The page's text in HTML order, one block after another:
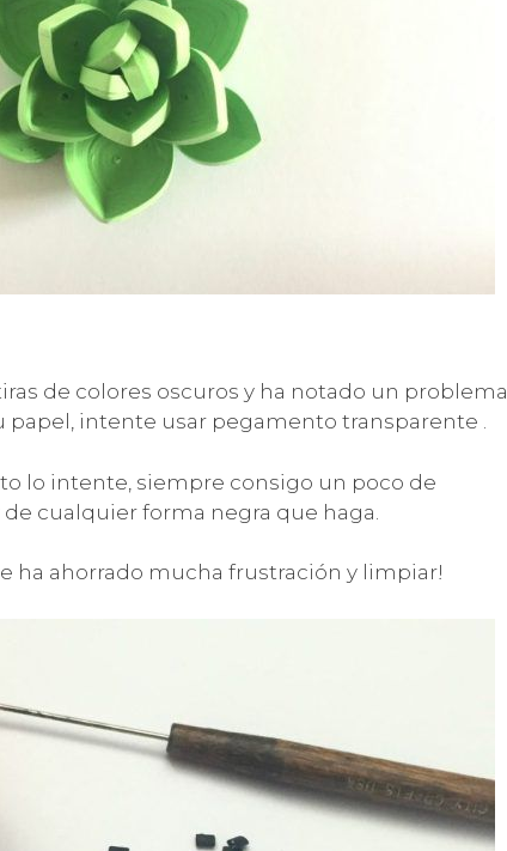
de colores oscuros y ha notado un problema
papel, intente usar pegamento transparente .
lo intente, siempre consigo un poco de
cualquier forma negra que haga.
ha ahorrado mucha frustración y limpiar!